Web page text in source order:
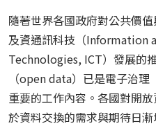
隨著世界各國政府對公共價
及資通訊科技（Information
Technologies, ICT）發展的
（open data）已是電子治
重要的工作內容。各國對開
於資料交換的需求與期待日